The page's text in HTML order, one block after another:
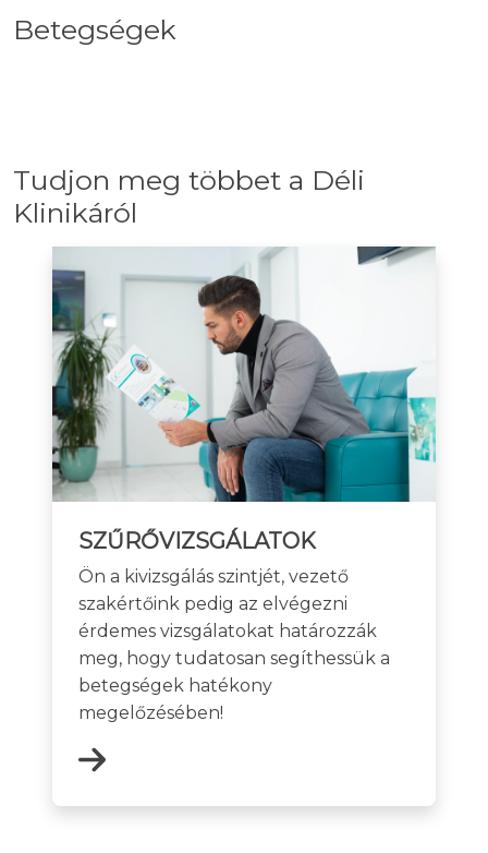
Betegségek
Tudjon meg többet a Déli
Klinikáról
SZŰRŐVIZSGÁLATOK
Ön a kivizsgálás szintjét, vezető
szakértőink pedig az elvégezni
érdemes vizsgálatokat határozzák
meg, hogy tudatosan segíthessük a
betegségek hatékony
megelőzésében!